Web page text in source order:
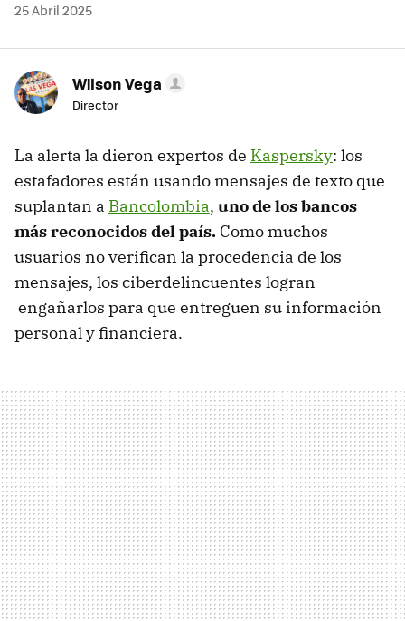
25 Abril 2025
Wilson Vega
Director
La alerta la dieron expertos de Kaspersky: los
estafadores están usando mensajes de texto que
suplantan a Bancolombia, uno de los bancos
más reconocidos del país. Como muchos
usuarios no verifican la procedencia de los
mensajes, los ciberdelincuentes logran
engañarlos para que entreguen su información
personal y financiera.